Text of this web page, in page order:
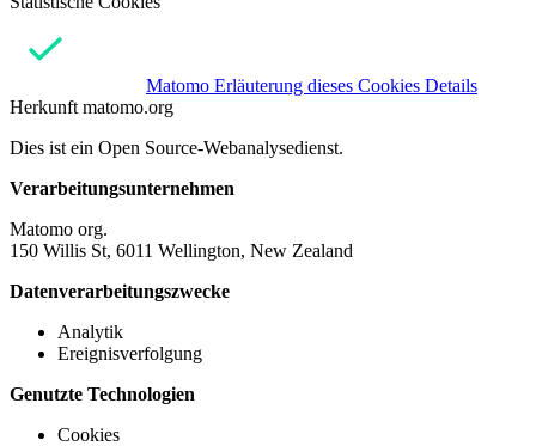
Matomo Erläuterung dieses Cookies Details
Herkunft matomo.org
Dies ist ein Open Source-Webanalysedienst.
Verarbeitungsunternehmen
Matomo org.
150 Willis St, 6011 Wellington, New Zealand
Datenverarbeitungszwecke
Analytik
Ereignisverfolgung
Genutzte Technologien
Cookies